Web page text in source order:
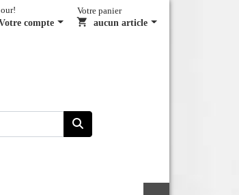
compte
Votre panier
aucun article